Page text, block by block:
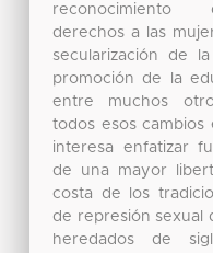
derechos a las
secularización de
promoción de la
entre muchos
todos esos cambios
interesa enfatizar
de una mayor
costa de los
de represión sexual
heredados de